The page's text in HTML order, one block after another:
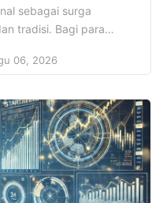
sebagai surga
tradisi. Bagi para
ramah vegetarian.
kuliner
[…]
06, 2026